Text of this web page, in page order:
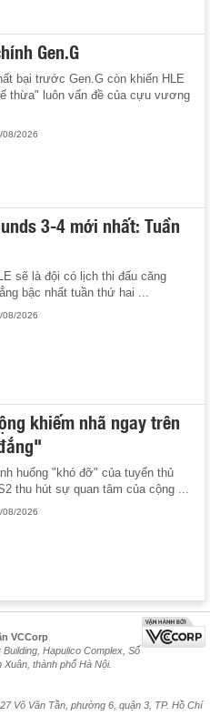
Gen.G
bại trước Gen.G còn khiến HLE
thừa" luôn vấn đề của cựu vương
08/2026
3-4 mới nhất: Tuần
sẽ là đội có lịch thi đấu căng
bậc nhất tuần thứ hai ...
08/2026
khiếm nhã ngay trên
huống "khó đỡ" của tuyển thủ
thu hút sự quan tâm của cộng ...
08/2026
VCCorp
Hapulico Complex, Số
thành phố Hà Nội.
Võ Văn Tần, phường 6, quận 3, TP. Hồ Chí